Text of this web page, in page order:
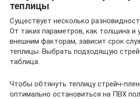
теплицы
Существует несколько
От таких параметров, как толщина и
внешним факторам, зависит срок
теплицы. Выбрать подходящую
таблица.
Чтобы обтянуть теплицу стрейч-
оптимально остановиться на ПВХ